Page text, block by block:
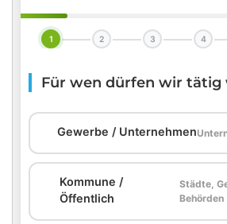
1 2 3 4
Für wen dürfen wir tätig
Gewerbe / Unternehmen
Kommune /
Öffentlich
Städte,
Behörden